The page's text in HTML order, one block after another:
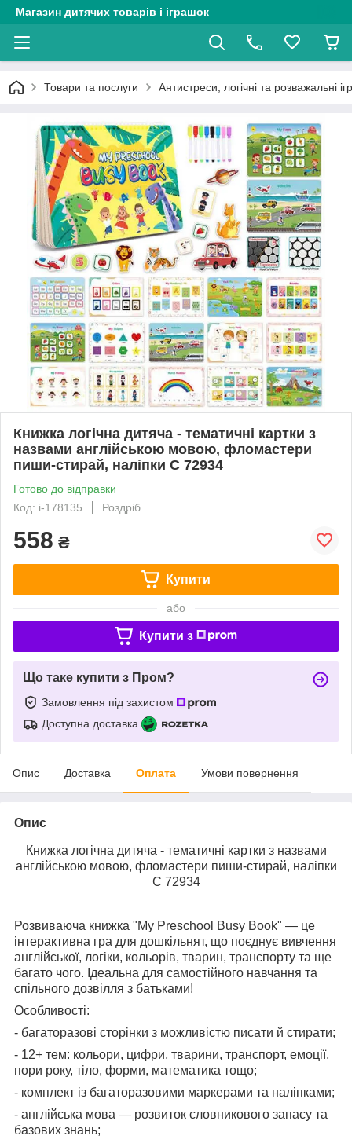
Магазин дитячих товарів і іграшок
Товари та послуги Антистреси, логічні та розважальні
Книжка логічна дитяча - тематичні картки з
назвами англійською мовою, фломастери
пиши-стирай, наліпки C 72934
Готово до відправки
Код: i-178135
Роздріб
558 ₴
Купити
або
Купити з
Що таке купити з Пром?
Замовлення під захистом
Доступна доставка
Опис Доставка Оплата Умови повернення
Опис
Книжка логічна дитяча - тематичні картки з назвами
англійською мовою, фломастери пиши-стирай, наліпки
C 72934
Розвиваюча книжка "My Preschool Busy Book" — це
інтерактивна гра для дошкільнят, що поєднує вивчення
англійської, логіки, кольорів, тварин, транспорту та ще
багато чого. Ідеальна для самостійного навчання та
спільного дозвілля з батьками!
Особливості:
- багаторазові сторінки з можливістю писати й стирати;
- 12+ тем: кольори, цифри, тварини, транспорт, емоції,
пори року, тіло, форми, математика тощо;
- комплект із багаторазовими маркерами та наліпками;
- англійська мова — розвиток словникового запасу та
базових знань;